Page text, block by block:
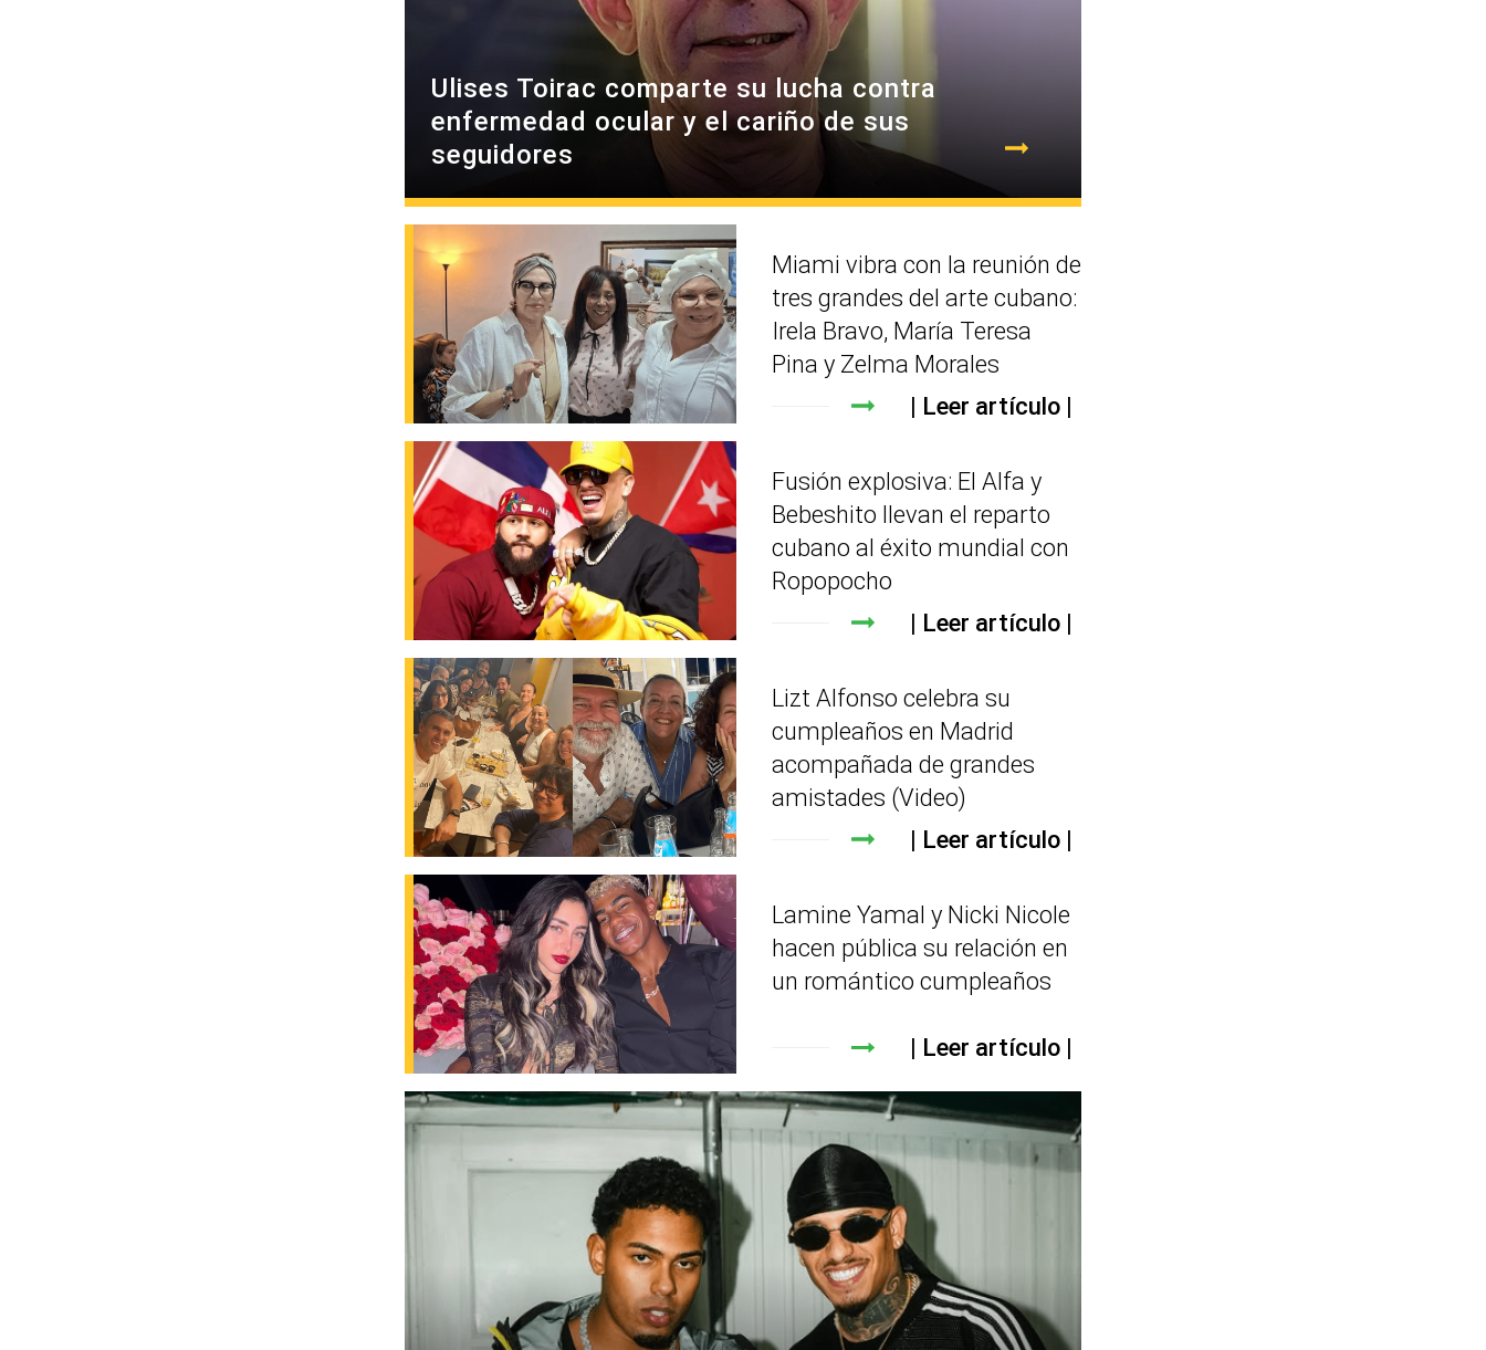
Ulises Toirac comparte su lucha contra
enfermedad ocular y el cariño de sus
seguidores
Miami vibra con la reunión de
tres grandes del arte cubano:
Irela Bravo, María Teresa
Pina y Zelma Morales
Leer artículo
Fusión explosiva: El Alfa y
Bebeshito llevan el reparto
cubano al éxito mundial con
Ropopocho
Leer artículo
Lizt Alfonso celebra su
cumpleaños en Madrid
acompañada de grandes
amistades (Video)
Leer artículo
Lamine Yamal y Nicki Nicole
hacen pública su relación en
un romántico cumpleaños
Leer artículo